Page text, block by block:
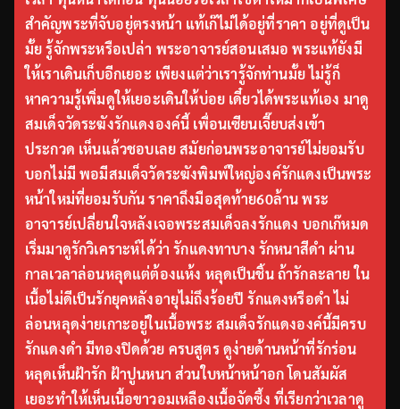
สำคัญพระที่จับอยู่ตรงหน้า แท้เก๊ไม่ได้อยู่ที่ราคา อยู่ที่ดูเป็น
มั้ย รู้จักพระหรือเปล่า พระอาจารย์สอนเสมอ พระแท้ยังมี
ให้เราเดินเก็บอีกเยอะ เพียงแต่ว่าเรารู้จักท่านมั้ย ไม่รู้ก็
หาความรู้เพิ่มดูให้เยอะเดินให้บ่อย เดี๋ยวได้พระแท้เอง มาดู
สมเด็จวัดระฆังรักแดงองค์นี้ เพื่อนเซียนเจี๊ยบส่งเข้า
ประกวด เห็นแล้วชอบเลย สมัยก่อนพระอาจารย์ไม่ยอมรับ
บอกไม่มี พอมีสมเด็จวัดระฆังพิมพ์ใหญ่องค์รักแดงเป็นพระ
หน้าใหม่ที่ยอมรับกัน ราคาถึงมือสุดท้าย60ล้าน พระ
อาจารย์เปลี่ยนใจหลังเจอพระสมเด็จลงรักแดง บอกเก๊หมด
เริ่มมาดูรักวิเคราะห์ได้ว่า รักแดงทาบาง รักหนาสีดำ ผ่าน
กาลเวลาล่อนหลุดแต่ต้องแห้ง หลุดเป็นชิ้น ถ้ารักละลาย ใน
เนื้อไม่ดีเป็นรักยุคหลังอายุไม่ถึงร้อยปี รักแดงหรือดำ ไม่
ล่อนหลุดง่ายเกาะอยู่ในเนื้อพระ สมเด็จรักแดงองค์นี้มีครบ
รักแดงดำ มีทองปิดด้วย ครบสูตร ดูง่ายด้านหน้าที่รักร่อน
หลุดเห็นฝ้ารัก ฝ้าปูนหนา ส่วนใบหน้าหน้าอก โดนสัมผัส
เยอะทำให้เห็นเนื้อขาวอมเหลืองเนื้อจัดซึ้ง ที่เรียกว่าเวลาดู